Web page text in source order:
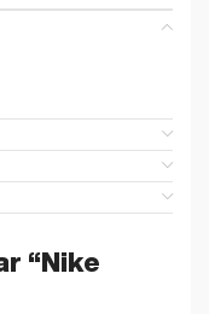
“Nike